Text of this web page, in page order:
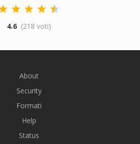
4.6 (218 voti)
About
Security
Formati
Help
Status